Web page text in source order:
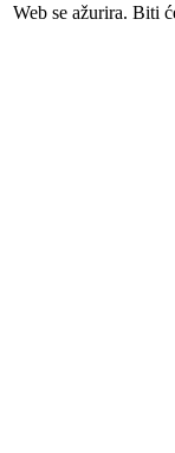
Web se ažurira. Biti